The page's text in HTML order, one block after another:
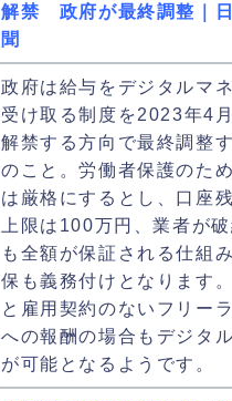
解禁 政府が最終調整｜
聞
政府は給与をデジタルマ
受け取る制度を2023年4
解禁する方向で最終調整
のこと。労働者保護のた
は厳格にするとし、 口座
上限は100万円、業者が
も全額が保証される仕組
保も義務付けとなり ます
と雇用契約のないフリー
への報酬の場合もデジタ
が可能となるようです。